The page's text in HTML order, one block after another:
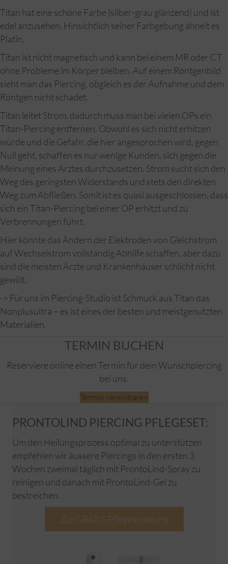
Titan hat eine schöne Farbe (silber-grau glänzend) und ist
edel anzusehen. Hinsichtlich seiner Farbgebung ähnelt es
Platin.
Titan ist nicht magnetisch und kann bei einem MR oder CT
ohne Probleme im Körper bleiben. Auf einem Röntgenbild
sieht man das Piercing, obgleich es der Aufnahme und dem
Röntgen nicht schadet.
Titan leitet Strom, dadurch muss man bei vielen OPs ein
Titan-Piercing entfernen. Obwohl es sich nicht erhitzen
würde und die Gefahr, die hier angesprochen wird, gegen
Null geht, schaffen es nur wenige Kunden, sich gegen die
Meinung eines Arztes durchzusetzen. Strom sucht sich den
Weg des geringsten Widerstands und stets den direkten
Weg zum Abfließen. Somit ist es quasi ausgeschlossen, dass
sich ein Titan-Piercing bei einer OP erhitzt und zu
Verbrennungen führt.
Hier könnte das Ändern der Elektroden von Gleichstrom
auf Wechselstrom vollständig Abhilfe schaffen, aber dazu
sind die meisten Ärzte und Krankenhäuser schlicht nicht
gewillt.
-> Für uns im Piercing-Studio ist Schmuck aus Titan das
Nonplusultra – es ist eines der besten und meistgenutzten
Materialien.
TERMIN BUCHEN
Reserviere online einen Termin für dein Wunschpiercing
bei uns.
Termin vereinbaren
PRONTOLIND PIERCING PFLEGESET:
Um den Heilungsprozess optimal zu unterstützen
empfehlen wir äussere Piercings in den ersten 3
Wochen zweimal täglich mit ProntoLind-Spray zu
reinigen und danach mit ProntoLind-Gel zu
bestreichen.
Zur GRATIS Pflegeanleitung